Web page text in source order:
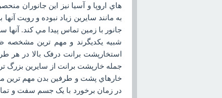
هاي اروپا و آسيا نيز اين جانوران
به مانند سايرين زياد نبوده و رويت
جانور با زمين تماس پيدا مي کند.
شبيه يکديگرند و مهم ترين مشخصه
استخارپشت برانت درفک بالا در هر
جمله خارپشت برانت از سايرين بزرگ
خارهاي پشت و طرفين بدن مهم ترين
در زمان برخورد با يک جسم سفت و